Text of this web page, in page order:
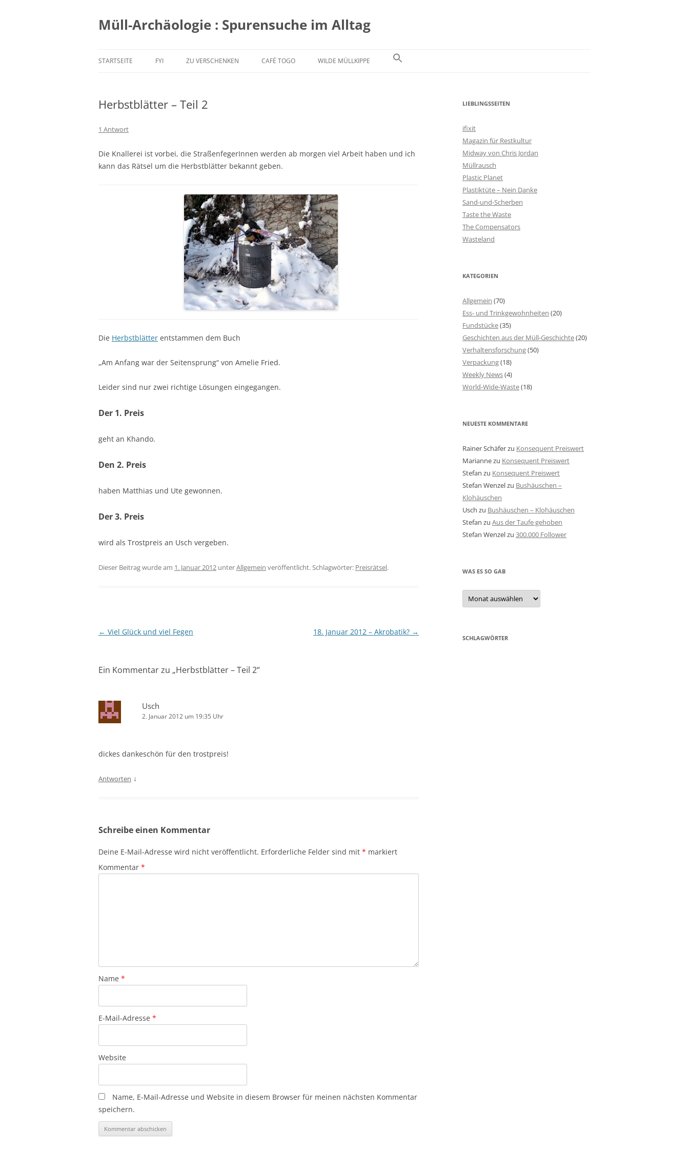
springen
Müll-Archäologie : Spurensuche im Alltag
STARTSEITE FYI ZU VERSCHENKEN CAFÉ TOGO WILDE MÜLLKIPPE
Herbstblätter – Teil 2
1 Antwort
Die Knallerei ist vorbei, die StraßenfegerInnen werden ab morgen viel Arbeit haben und ich
kann das Rätsel um die Herbstblätter bekannt geben.
Die Herbstblätter entstammen dem Buch
„Am Anfang war der Seitensprung“ von Amelie Fried.
Leider sind nur zwei richtige Lösungen eingegangen.
Der 1. Preis
geht an Khando.
Den 2. Preis
haben Matthias und Ute gewonnen.
Der 3. Preis
wird als Trostpreis an Usch vergeben.
Dieser Beitrag wurde am 1. Januar 2012 unterAllgemein veröffentlicht. Schlagwörter: Preisrätsel.
Beitragsnavigation
← Viel Glück und viel Fegen 18. Januar 2012 – Akrobatik? →
Ein Kommentar zu „Herbstblätter – Teil 2“
Usch
2. Januar 2012 um 19:35 Uhr
dickes dankeschön für den trostpreis!
Antworten ↓
Schreibe einen Kommentar
Deine E-Mail-Adresse wird nicht veröffentlicht. Erforderliche Felder sind mit * markiert
Kommentar *
Name *
E-Mail-Adresse *
Website
Name, E-Mail-Adresse und Website in diesem Browser für meinen nächsten Kommentar
speichern.
LIEBLINGSSEITEN
ifixit
Magazin für Restkultur
Midway von Chris Jordan
Müllrausch
Plastic Planet
Plastiktüte – Nein Danke
Sand-und-Scherben
Taste the Waste
The Compensators
Wasteland
KATEGORIEN
Allgemein (70)
Ess- und Trinkgewohnheiten (20)
Fundstücke(35)
Geschichten aus der Müll-Geschichte(20)
Verhaltensforschung(50)
Verpackung(18)
Weekly News(4)
World-Wide-Waste(18)
NEUESTE KOMMENTARE
Rainer Schäferzu Konsequent Preiswert
Mariannezu Konsequent Preiswert
Stefan zu Konsequent Preiswert
Stefan Wenzelzu Bushäuschen –
Klohäuschen
Usch zu Bushäuschen – Klohäuschen
Stefan zu Aus der Taufe gehoben
Stefan Wenzelzu 300.000 Follower
WAS ES SO GAB
Was
es
so
SCHLAGWÖRTER